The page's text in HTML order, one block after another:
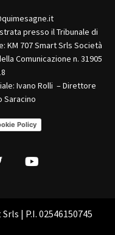
presso il Tribunale di
KM 707 Smart Srls Società
Comunicazione n. 31905
Ivano Rolli – Direttore
Saracino
Policy
| P.I. 02546150745